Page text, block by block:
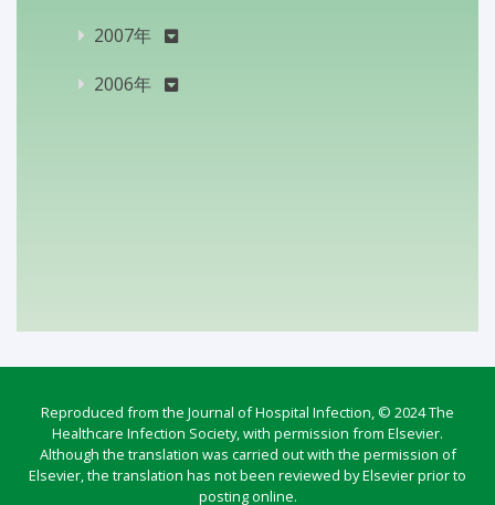
2007年
2006年
Reproduced from the Journal of Hospital Infection, © 2024 The
Healthcare Infection Society, with permission from Elsevier.
Although the translation was carried out with the permission of
Elsevier, the translation has not been reviewed by Elsevier prior to
posting online.